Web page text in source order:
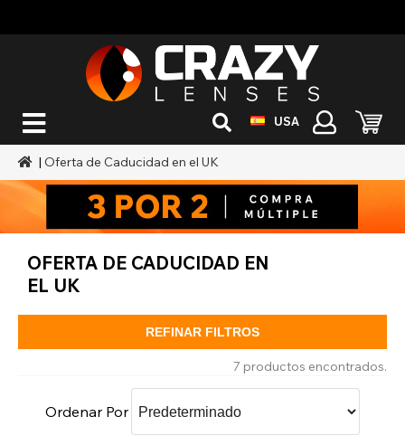
USA
| Oferta de Caducidad en el UK
OFERTA DE CADUCIDAD EN
EL UK
REFINAR FILTROS
7 productos encontrados.
Ordenar Por